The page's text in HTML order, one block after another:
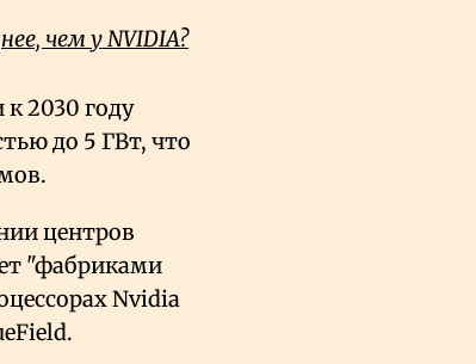
чем у NVIDIA?
2030 году
до 5 ГВт, что
центров
"фабриками
Nvidia